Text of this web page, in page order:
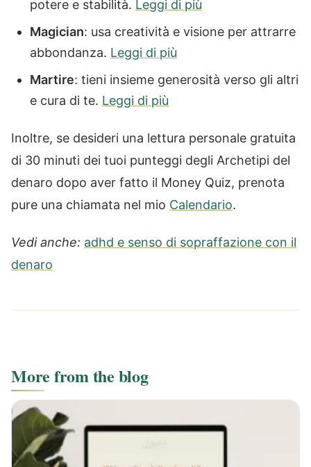
potere e stabilità. Leggi di più
Magician: usa creatività e visione per attrarre
abbondanza. Leggi di più
Martire: tieni insieme generosità verso gli altri
e cura di te. Leggi di più
Inoltre, se desideri una lettura personale gratuita
di 30 minuti dei tuoi punteggi degli Archetipi del
denaro dopo aver fatto il Money Quiz, prenota
pure una chiamata nel mio Calendario.
Vedi anche: adhd e senso di sopraffazione con il
denaro
More from the blog